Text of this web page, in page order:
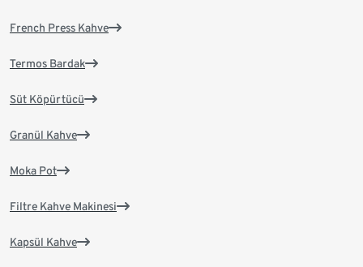
French Press Kahve
Termos Bardak
Süt Köpürtücü
Granül Kahve
Moka Pot
Filtre Kahve Makinesi
Kapsül Kahve